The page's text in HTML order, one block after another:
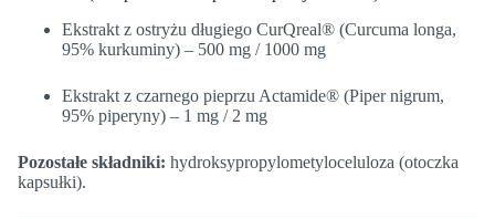
Ekstrakt z ostryżu długiego CurQreal® (Curcuma longa,
95% kurkuminy) – 500 mg / 1000 mg
Ekstrakt z czarnego pieprzu Actamide® (Piper nigrum,
95% piperyny) – 1 mg / 2 mg
Pozostałe składniki: hydroksypropylometyloceluloza (otoczka
kapsułki).